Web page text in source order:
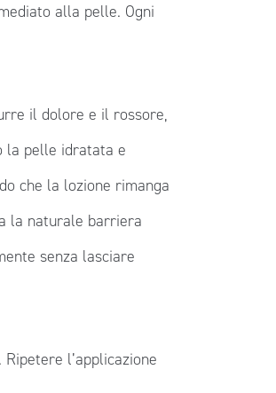
alla pelle. Ogni
il dolore e il rossore,
la pelle idratata e
che la lozione rimanga
la naturale barriera
senza lasciare
l’applicazione